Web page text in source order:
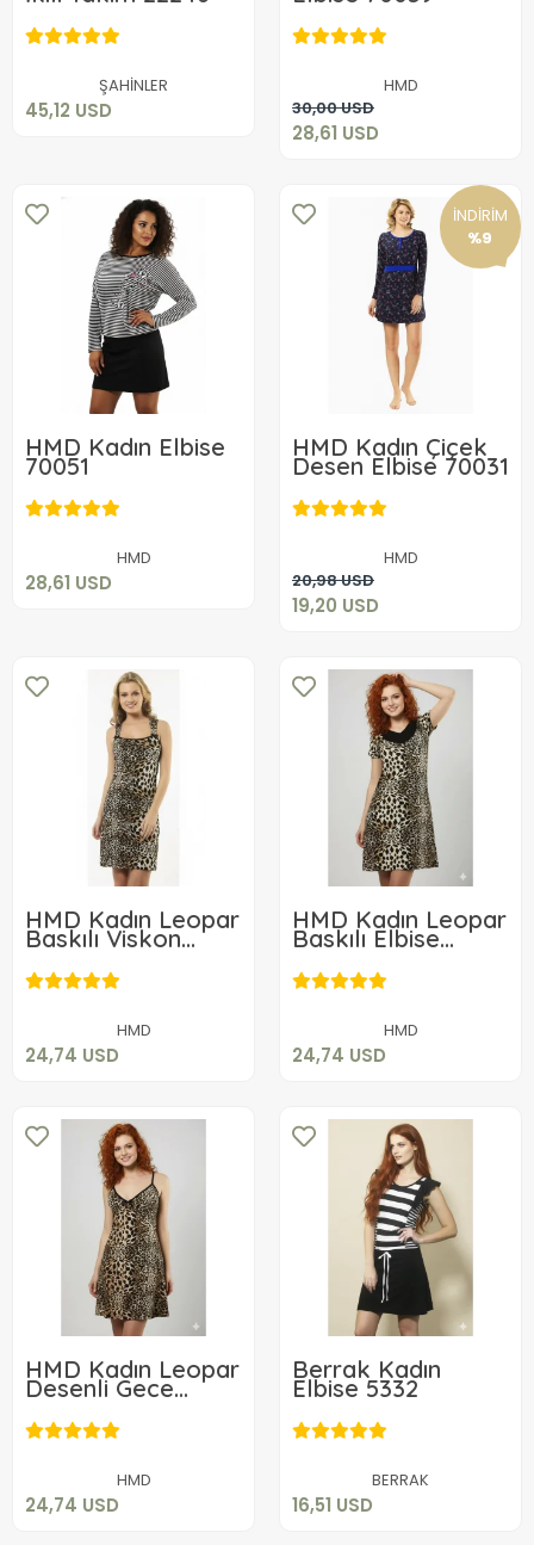
ŞAHİNLER
45,12 USD
45,12 USD
Sepete Ekle
HMD
30,00 USD
28,61 USD
28,61 USD
Sepete Ekle
HMD Kadın Elbise
70051
HMD
28,61 USD
28,61 USD
İNDİRİM
%9
HMD Kadın Çiçek
Desen Elbise 70031
HMD
20,98 USD
19,20 USD
19,20 USD
Sepete Ekle
HMD Kadın Leopar
Baskılı Viskon
Elbise 70011
HMD
24,74 USD
24,74 USD
HMD Kadın Leopar
Baskılı Elbise
70012
HMD
24,74 USD
24,74 USD
HMD Kadın Leopar
Desenli Gece
Elbisesi Kod 70013
HMD
24,74 USD
24,74 USD
Berrak Kadın
Elbise 5332
BERRAK
16,51 USD
16,51 USD